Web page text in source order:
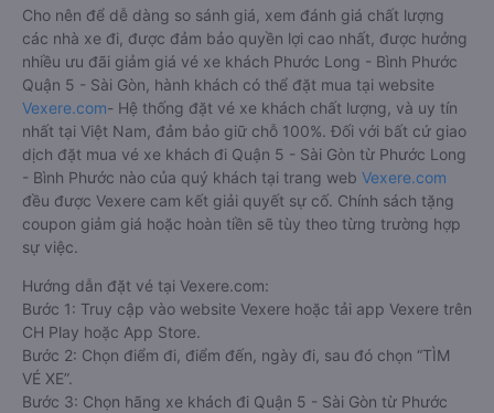
Cho nên để dễ dàng so sánh giá, xem đánh giá chất lượng
các nhà xe đi, được đảm bảo quyền lợi cao nhất, được hưởng
nhiều ưu đãi giảm giá vé xe khách Phước Long - Bình Phước
Quận 5 - Sài Gòn, hành khách có thể đặt mua tại website
Vexere.com- Hệ thống đặt vé xe khách chất lượng, và uy tín
nhất tại Việt Nam, đảm bảo giữ chỗ 100%. Đối với bất cứ giao
dịch đặt mua vé xe khách đi Quận 5 - Sài Gòn từ Phước Long
- Bình Phước nào của quý khách tại trang web Vexere.com
đều được Vexere cam kết giải quyết sự cố. Chính sách tặng
coupon giảm giá hoặc hoàn tiền sẽ tùy theo từng trường hợp
sự việc.
Hướng dẫn đặt vé tại Vexere.com:
Bước 1: Truy cập vào website Vexere hoặc tải app Vexere trên
CH Play hoặc App Store.
Bước 2: Chọn điểm đi, điểm đến, ngày đi, sau đó chọn “TÌM
VÉ XE”.
Bước 3: Chọn hãng xe khách đi Quận 5 - Sài Gòn từ Phước